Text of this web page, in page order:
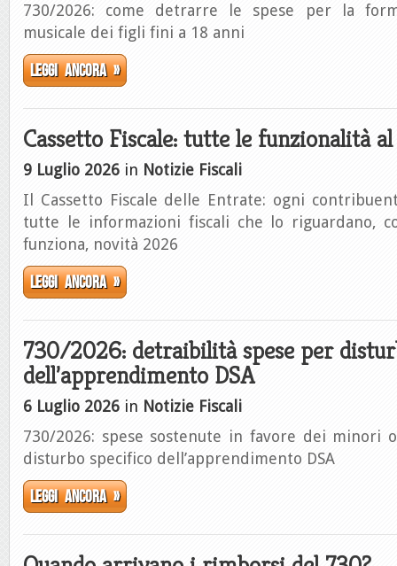
730/2026: come detrarre le spese per la
musicale dei figli fini a 18 anni
Leggi ancora »
Cassetto Fiscale: tutte le funzionalità
9 Luglio 2026 in Notizie Fiscali
Il Cassetto Fiscale delle Entrate: ogni
tutte le informazioni fiscali che lo riguardano,
funziona, novità 2026
Leggi ancora »
730/2026: detraibilità spese per
dell’apprendimento DSA
6 Luglio 2026 in Notizie Fiscali
730/2026: spese sostenute in favore dei minori
disturbo specifico dell’apprendimento DSA
Leggi ancora »